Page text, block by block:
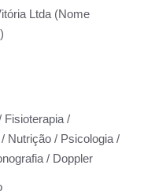
Ltda (Nome
Fisioterapia /
Nutrição / Psicologia /
/ Doppler